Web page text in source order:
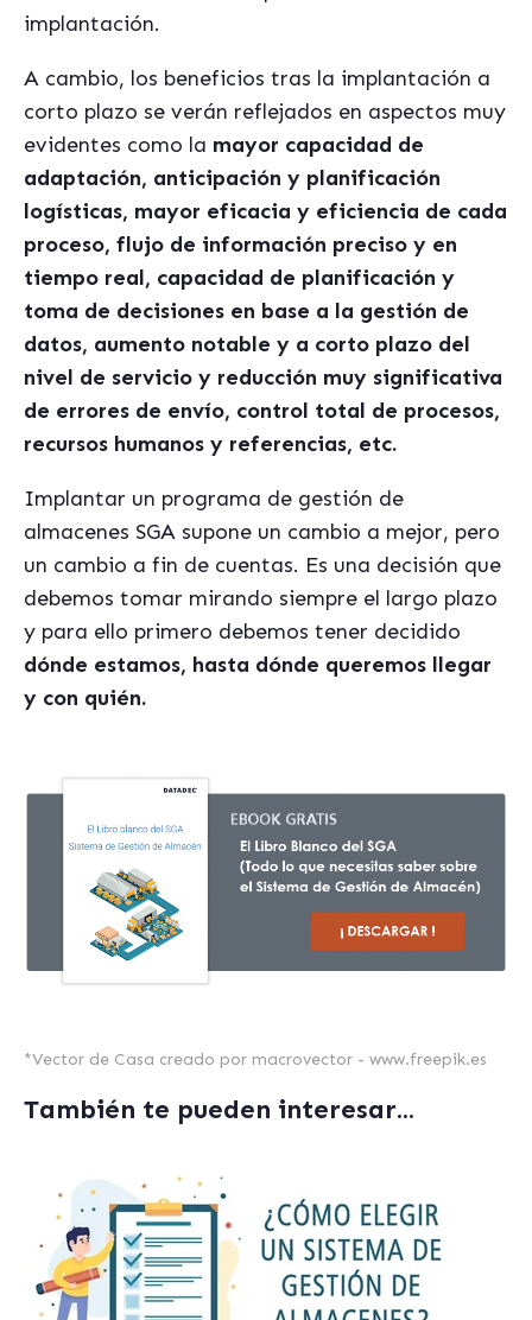
implantación.
A cambio, los beneficios tras la implantación a
corto plazo se verán reflejados en aspectos muy
evidentes como la mayor capacidad de
adaptación, anticipación y planificación
logísticas, mayor eficacia y eficiencia de cada
proceso, flujo de información preciso y en
tiempo real, capacidad de planificación y
toma de decisiones en base a la gestión de
datos, aumento notable y a corto plazo del
nivel de servicio y reducción muy significativa
de errores de envío, control total de procesos,
recursos humanos y referencias, etc.
Implantar un programa de gestión de
almacenes SGA supone un cambio a mejor, pero
un cambio a fin de cuentas. Es una decisión que
debemos tomar mirando siempre el largo plazo
y para ello primero debemos tener decidido
dónde estamos, hasta dónde queremos llegar
y con quién.
*Vector de Casa creado por macrovector - www.freepik.es
También te pueden interesar...